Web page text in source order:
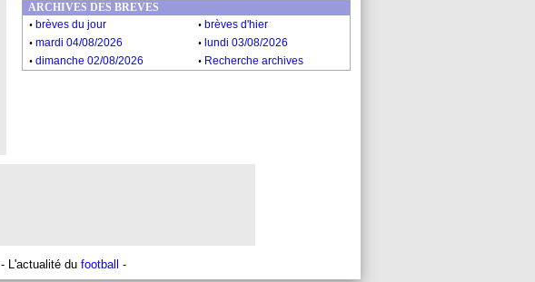
12/06 PSG: une nouvelle pelouse pour le Parc
12/06 Droits TV: le PSG devant l'OM et l'OL !
OM : Sychev n'oublie pas le club
12/06 Nantes: ce sera bien Cardoso
ARCHIVES DES BREVES
. brèves du jour . brèves d'hier
. mardi 04/08/2026 . lundi 03/08/2026
. dimanche 02/08/2026 . Recherche archives
- L'actualité du football -